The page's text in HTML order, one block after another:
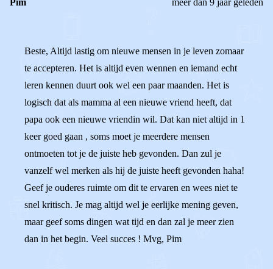
Pim meer dan 9 jaar geleden
Beste, Altijd lastig om nieuwe mensen in je leven zomaar
te accepteren. Het is altijd even wennen en iemand echt
leren kennen duurt ook wel een paar maanden. Het is
logisch dat als mamma al een nieuwe vriend heeft, dat
papa ook een nieuwe vriendin wil. Dat kan niet altijd in 1
keer goed gaan , soms moet je meerdere mensen
ontmoeten tot je de juiste heb gevonden. Dan zul je
vanzelf wel merken als hij de juiste heeft gevonden haha!
Geef je ouderes ruimte om dit te ervaren en wees niet te
snel kritisch. Je mag altijd wel je eerlijke mening geven,
maar geef soms dingen wat tijd en dan zal je meer zien
dan in het begin. Veel succes ! Mvg, Pim